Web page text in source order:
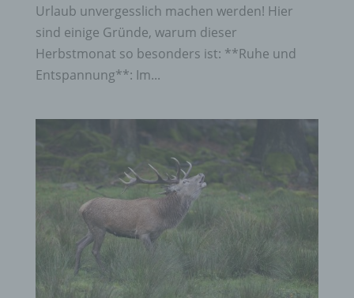
Urlaub unvergesslich machen werden! Hier
sind einige Gründe, warum dieser
Herbstmonat so besonders ist: **Ruhe und
Entspannung**: Im...